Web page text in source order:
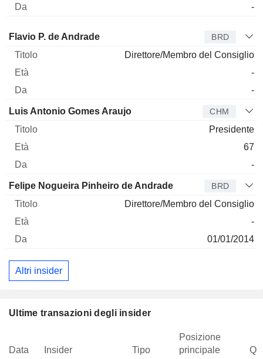
-
Amministratore Titolo
Flavio P. de Andrade BRD
Direttore/Membro del Consiglio
-
-
Luis Antonio Gomes Araujo CHM
Presidente
67
-
Felipe Nogueira Pinheiro de Andrade BRD
Direttore/Membro del Consiglio
-
01/01/2014
Altri insider
Ultime transazioni degli insider
Data Insider Tipo
Posizione
principale